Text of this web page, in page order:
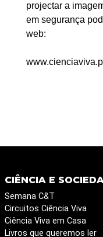
projectar a
em segurança
web:
CIÊNCIA E
Semana C&T
Circuitos Ciência Viva
Ciência Viva em Casa
Livros que queremos ler